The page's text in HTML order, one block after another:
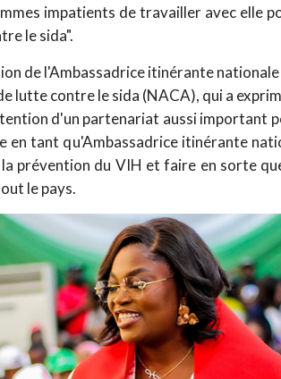
impatients de travailler avec elle
le sida".
de l'Ambassadrice itinérante
lutte contre le sida (NACA), qui a
d'un partenariat aussi important
en tant qu'Ambassadrice itinérante
prévention du VIH et faire en sorte
le pays.